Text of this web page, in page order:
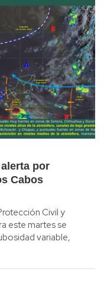
por
Cabos
Civil y
este martes se
variable,